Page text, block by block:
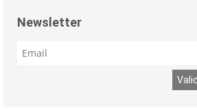
Newsletter